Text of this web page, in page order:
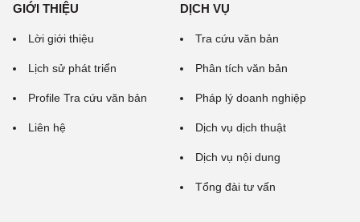
GIỚI THIỆU
Lời giới thiệu
Lịch sử phát triển
Profile Tra cứu văn bản
Liên hệ
DỊCH VỤ
Tra cứu văn bản
Phân tích văn bản
Pháp lý doanh nghiệp
Dịch vụ dịch thuật
Dịch vụ nội dung
Tổng đài tư vấn